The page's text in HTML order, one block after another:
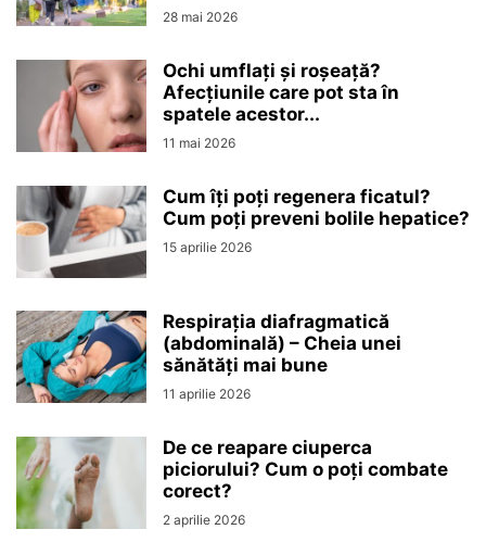
28 mai 2026
Ochi umflați și roșeață?
Afecțiunile care pot sta în
spatele acestor...
11 mai 2026
Cum îți poți regenera ficatul?
Cum poți preveni bolile hepatice?
15 aprilie 2026
Respirația diafragmatică
(abdominală) – Cheia unei
sănătăți mai bune
11 aprilie 2026
De ce reapare ciuperca
piciorului? Cum o poți combate
corect?
2 aprilie 2026